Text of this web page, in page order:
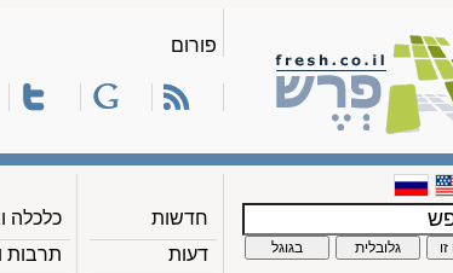
פורום
חדשות
דעות
כלכלה
תרבות